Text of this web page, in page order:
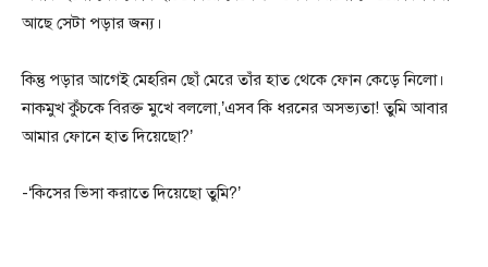
আছে সেটা পড়ার জন্য।
কিন্তু পড়ার আগেই মেহরিন ছোঁ মেরে তাঁর হাত থেকে ফোন কেড়ে নিলো।
নাকমুখ কুঁচকে বিরক্ত মুখে বললো,’এসব কি ধরনের অসভ্যতা! তুমি আবার
আমার ফোনে হাত দিয়েছো?’
-‘কিসের ভিসা করাতে দিয়েছো তুমি?’